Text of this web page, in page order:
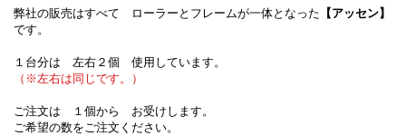
弊社の販売はすべて ローラーとフレームが一体となった 【アッセン】
です。
１台分は 左右２個 使用しています。
（※左右は同じです。）
ご注文は １個から お受けします。
ご希望の数をご注文ください。